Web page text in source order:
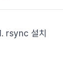
rsync 설치